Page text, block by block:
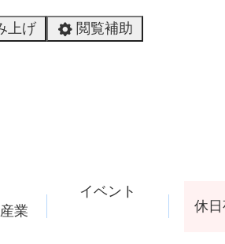
上げ 閲覧補助
業
イベント
休